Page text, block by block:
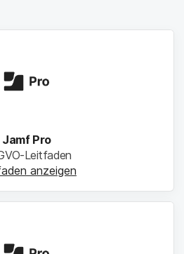
Jamf Pro
Leitfaden
anzeigen